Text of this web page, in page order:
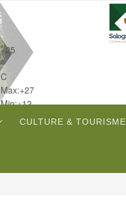
+25
°
C
Max:+27
Min:+12
Sam.CULTURE & TOURISME